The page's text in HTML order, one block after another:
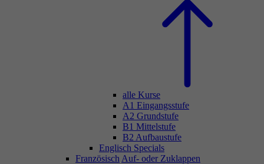
alle Kurse
A1 Eingangsstufe
A2 Grundstufe
B1 Mittelstufe
B2 Aufbaustufe
Englisch Specials
Französisch Auf- oder Zuklappen